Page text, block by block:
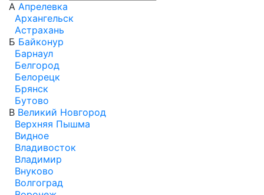
А Апрелевка
Архангельск
Астрахань
Б Байконур
Барнаул
Белгород
Белорецк
Брянск
Бутово
В Великий Новгород
Верхняя Пышма
Видное
Владивосток
Владимир
Внуково
Волгоград